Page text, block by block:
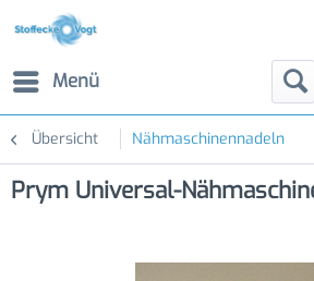
Menü
Übersicht Nähmaschinennadeln
Prym Universal-